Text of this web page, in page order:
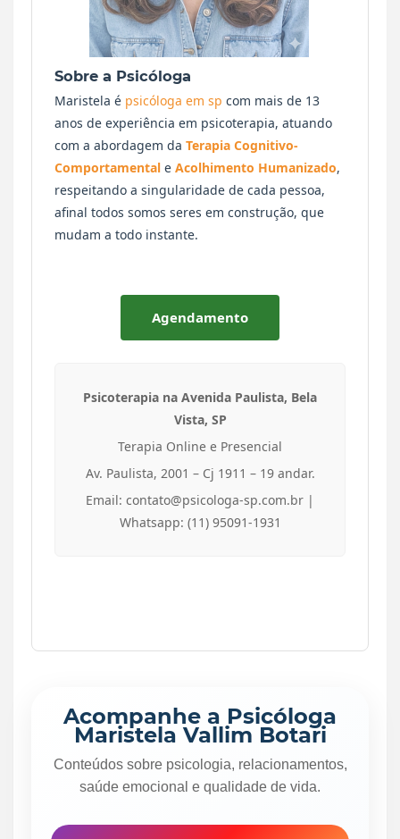
Sobre a Psicóloga
Maristela é psicóloga em sp com mais de 13
anos de experiência em psicoterapia, atuando
com a abordagem da Terapia Cognitivo-
Comportamental e Acolhimento Humanizado,
respeitando a singularidade de cada pessoa,
afinal todos somos seres em construção, que
mudam a todo instante.
Agendamento
Psicoterapia na Avenida Paulista, Bela
Vista, SP
Terapia Online e Presencial
Av. Paulista, 2001 – Cj 1911 – 19 andar.
Email: contato@psicologa-sp.com.br |
Whatsapp: (11) 95091-1931
Acompanhe a Psicóloga
Maristela Vallim Botari
Conteúdos sobre psicologia, relacionamentos,
saúde emocional e qualidade de vida.